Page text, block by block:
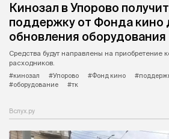
Кинозал в Упорово получит
поддержку от Фонда кино
обновления оборудования
Средства будут направлены на приобретение
расходников.
#кинозал
#Упорово #Фонд кино
#оборудование
#тк
Вслух.ру